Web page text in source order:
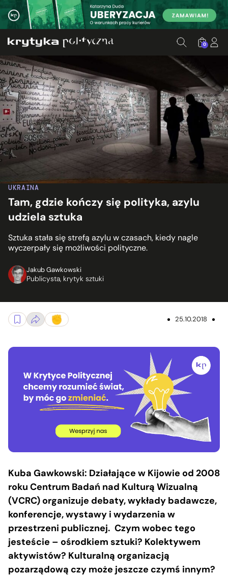
0
UKRAINA
Tam, gdzie kończy się polityka, azylu
udziela sztuka
Sztuka stała się strefą azylu w czasach, kiedy nagle
wyczerpały się możliwości polityczne.
Jakub Gawkowski
Publicysta, krytyk sztuki
25.10.2018
Kuba Gawkowski: Działające w Kijowie od 2008
roku Centrum Badań nad Kulturą Wizualną
(VCRC) organizuje debaty, wykłady badawcze,
konferencje, wystawy i wydarzenia w
przestrzeni publicznej. Czym wobec tego
jesteście – ośrodkiem sztuki? Kolektywem
aktywistów? Kulturalną organizacją
pozarządową czy może jeszcze czymś innym?